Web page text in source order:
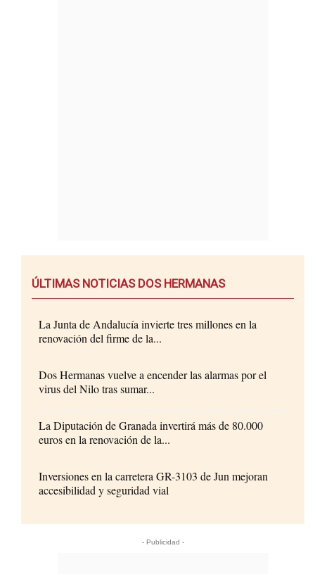
ÚLTIMAS NOTICIAS DOS HERMANAS
La Junta de Andalucía invierte tres millones en la
renovación del firme de la...
Dos Hermanas vuelve a encender las alarmas por el
virus del Nilo tras sumar...
La Diputación de Granada invertirá más de 80.000
euros en la renovación de la...
Inversiones en la carretera GR-3103 de Jun mejoran
accesibilidad y seguridad vial
- Publicidad -